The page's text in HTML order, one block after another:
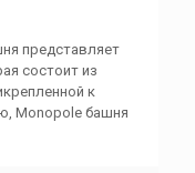
представляет
состоит из
к
Monopole башня